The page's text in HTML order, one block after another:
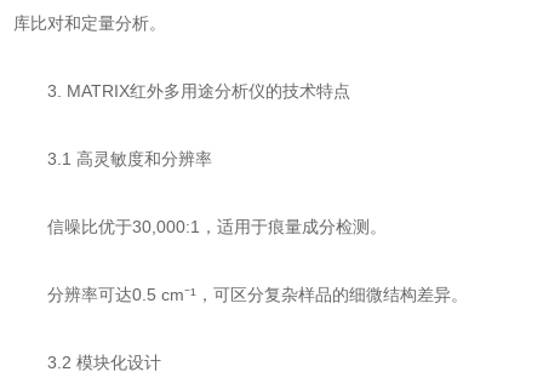
库比对和定量分析。
​​3. MATRIX红外多用途分析仪的技术特点​​
​​3.1 高灵敏度和分辨率​​
信噪比优于30,000:1，适用于痕量成分检测。
分辨率可达0.5 cm⁻¹，可区分复杂样品的细微结构差异。
​​3.2 模块化设计​​